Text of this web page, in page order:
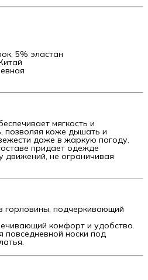
5% эластан
мягкость и
позволяя коже дышать и
даже в жаркую погоду.
придает одежде
движений, не ограничивая
горловины, подчеркивающий
комфорт и удобство.
повседневной носки под